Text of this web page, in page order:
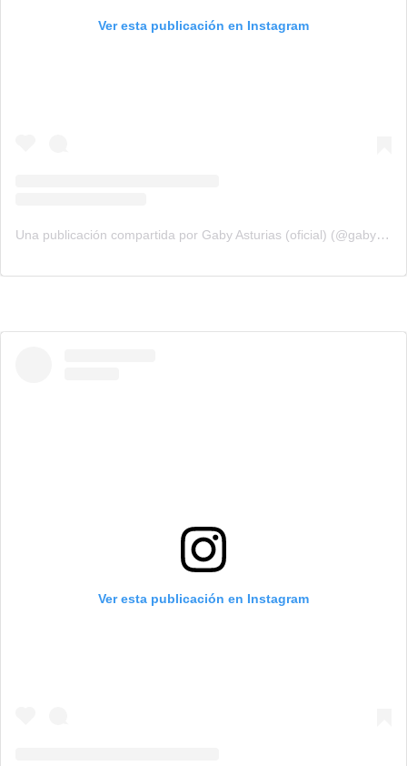
Ver esta publicación en Instagram
Una publicación compartida por Gaby Asturias (oficial) (@gaby_asturias)
Ver esta publicación en Instagram